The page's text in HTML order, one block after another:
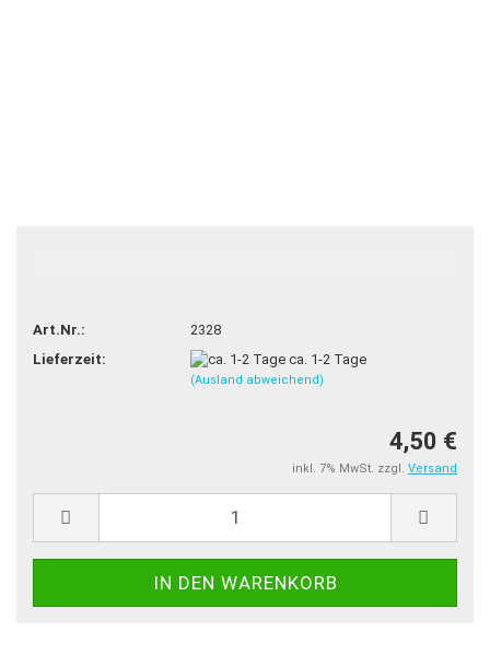
Art.Nr.:
2328
Lieferzeit:
ca. 1-2 Tage
(Ausland abweichend)
4,50 €
inkl. 7% MwSt. zzgl. Versand